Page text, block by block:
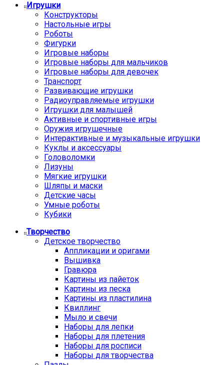
Игрушки
Конструкторы
Настольные игры
Роботы
Фигурки
Игровые наборы
Игровые наборы для мальчиков
Игровые наборы для девочек
Транспорт
Развивающие игрушки
Радиоуправляемые игрушки
Игрушки для малышей
Активные и спортивные игры
Оружия игрушечные
Интерактивные и музыкальные игрушки
Куклы и аксессуары
Головоломки
Лизуны
Мягкие игрушки
Шляпы и маски
Детские часы
Умные роботы
Кубики
Творчество
Детское творчество
Аппликации и оригами
Вышивка
Гравюра
Картины из пайеток
Картины из песка
Картины из пластилина
Квиллинг
Мыло и свечи
Наборы для лепки
Наборы для плетения
Наборы для росписи
Наборы для творчества